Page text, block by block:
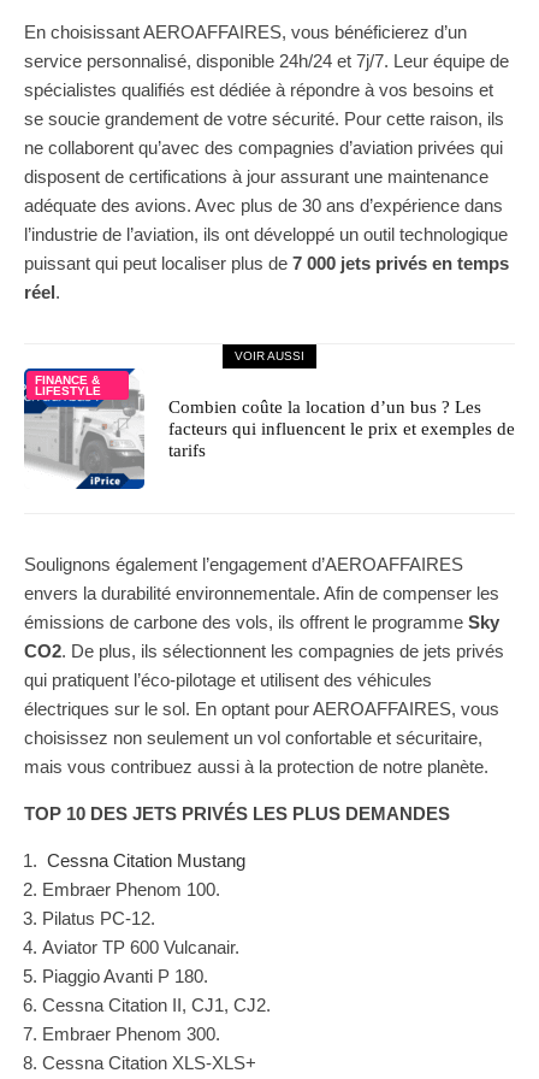
En choisissant AEROAFFAIRES, vous bénéficierez d’un
service personnalisé, disponible 24h/24 et 7j/7. Leur équipe de
spécialistes qualifiés est dédiée à répondre à vos besoins et
se soucie grandement de votre sécurité. Pour cette raison, ils
ne collaborent qu’avec des compagnies d’aviation privées qui
disposent de certifications à jour assurant une maintenance
adéquate des avions. Avec plus de 30 ans d’expérience dans
l’industrie de l’aviation, ils ont développé un outil technologique
puissant qui peut localiser plus de 7 000 jets privés en temps
réel.
VOIR AUSSI
FINANCE &
LIFESTYLE
Combien coûte la location d’un bus ? Les
facteurs qui influencent le prix et exemples de
tarifs
Soulignons également l’engagement d’AEROAFFAIRES
envers la durabilité environnementale. Afin de compenser les
émissions de carbone des vols, ils offrent le programme Sky
CO2. De plus, ils sélectionnent les compagnies de jets privés
qui pratiquent l’éco-pilotage et utilisent des véhicules
électriques sur le sol. En optant pour AEROAFFAIRES, vous
choisissez non seulement un vol confortable et sécuritaire,
mais vous contribuez aussi à la protection de notre planète.
TOP 10 DES JETS PRIVÉS LES PLUS DEMANDES
Cessna Citation Mustang
Embraer Phenom 100.
Pilatus PC-12.
Aviator TP 600 Vulcanair.
Piaggio Avanti P 180.
Cessna Citation II, CJ1, CJ2.
Embraer Phenom 300.
Cessna Citation XLS-XLS+